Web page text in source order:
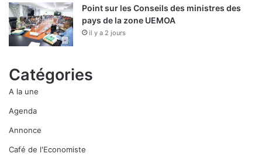
Point sur les Conseils des ministres des
pays de la zone UEMOA
il y a 2 jours
Catégories
A la une
Agenda
Annonce
Café de l'Economiste